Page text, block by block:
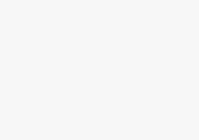
nowoczesne rozwiązania
środowisko,
coraz częściej oferują również
Sklepy